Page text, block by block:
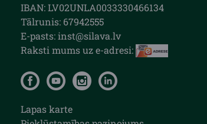
IBAN: LV02UNLA0033330466134
Tālrunis: 67942555
E-pasts: inst@silava.lv
Raksti mums uz e-adresi:
Lapas karte